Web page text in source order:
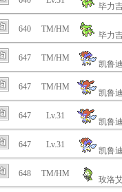
毕力
640 TM/HM
毕力
647 TM/HM
凯鲁
647 TM/HM
凯鲁
647 Lv.31
凯鲁
647 Lv.31
凯鲁
648 TM/HM
玫洛